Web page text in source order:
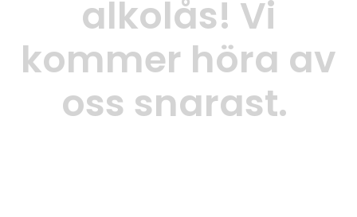
alkolås! Vi
kommer höra av
oss snarast.